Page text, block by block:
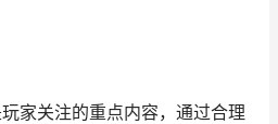
家关注的重点内容，通过合理